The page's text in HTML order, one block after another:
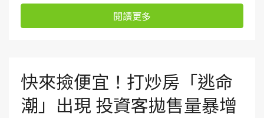
閱讀更多
快來撿便宜！打炒房「逃命
潮」出現 投資客拋售量暴增